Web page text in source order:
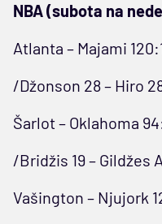
NBA (subota na
Atlanta – Majami
/Džonson 28 – Hiro
Šarlot – Oklahoma
/Bridžis 19 – Gildžes
Vašington – Njujork